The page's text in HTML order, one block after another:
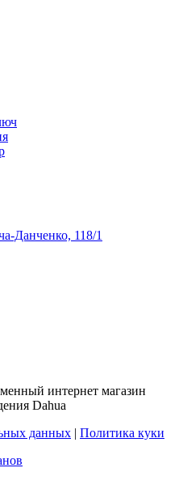
Данченко, 118/1
интернет магазин
Dahua
данных | Политика куки